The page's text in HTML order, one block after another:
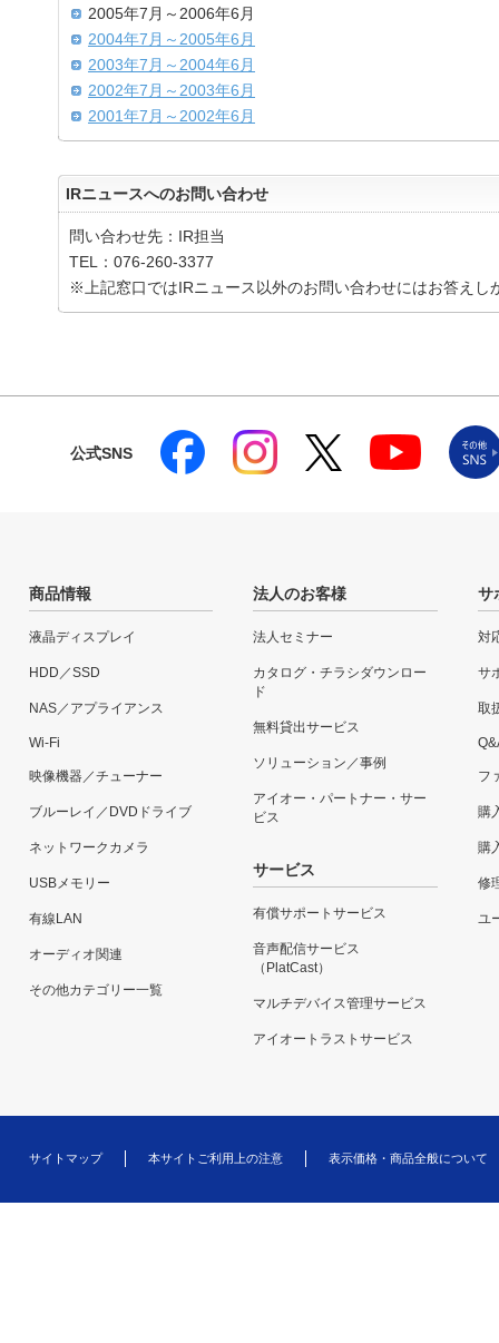
2005年7月～2006年6月
2004年7月～2005年6月
2003年7月～2004年6月
2002年7月～2003年6月
2001年7月～2002年6月
IRニュースへのお問い合わせ
問い合わせ先：IR担当
TEL：076-260-3377
※上記窓口ではIRニュース以外のお問い合わせにはお答えし
公式SNS
商品情報
液晶ディスプレイ
HDD／SSD
NAS／アプライアンス
Wi-Fi
映像機器／チューナー
ブルーレイ／DVDドライブ
ネットワークカメラ
USBメモリー
有線LAN
オーディオ関連
その他カテゴリー一覧
法人のお客様
法人セミナー
カタログ・チラシダウンロー
ド
無料貸出サービス
ソリューション／事例
アイオー・パートナー・サー
ビス
サービス
有償サポートサービス
音声配信サービス
（PlatCast）
マルチデバイス管理サービス
アイオートラストサービス
サ
対
サ
取
フ
購
購
修
ユ
サイトマップ 本サイトご利用上の注意 表示価格・商品全般について